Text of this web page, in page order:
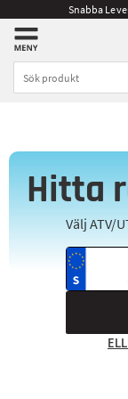
Snabba
Hitta
Välj ATV/